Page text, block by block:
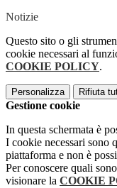
Notizie
Questo sito o gli
cookie necessari al
COOKIE POLICY.
Personalizza Rifiuta
Gestione cookie
In questa schermata è
I cookie necessari sono
piattaforma e non è
Per conoscere quali
visionare la COOKIE